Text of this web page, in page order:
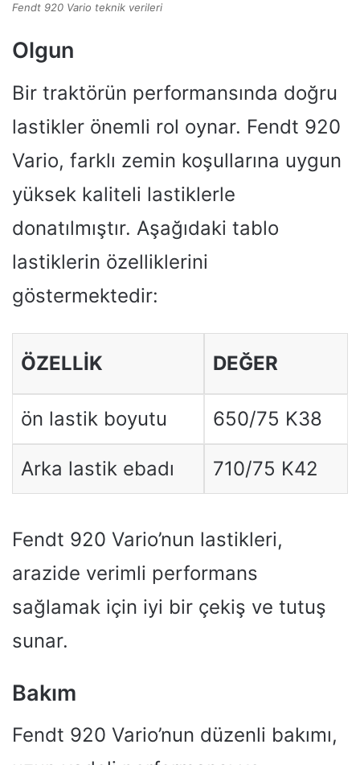
Fendt 920 Vario teknik verileri
Olgun
Bir traktörün performansında doğru
lastikler önemli rol oynar. Fendt 920
Vario, farklı zemin koşullarına uygun
yüksek kaliteli lastiklerle
donatılmıştır. Aşağıdaki tablo
lastiklerin özelliklerini
göstermektedir:
ÖZELLIK DEĞER
ön lastik boyutu 650/75 K38
Arka lastik ebadı 710/75 K42
Fendt 920 Vario’nun lastikleri,
arazide verimli performans
sağlamak için iyi bir çekiş ve tutuş
sunar.
Bakım
Fendt 920 Vario’nun düzenli bakımı,